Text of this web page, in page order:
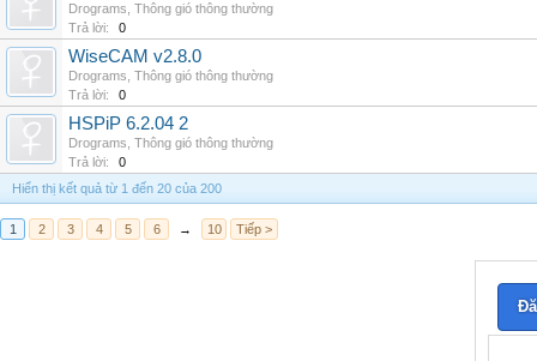
Drograms Thông gió thông thường
Trả lời:
0
WiseCAM v2.8.0
Drograms Thông gió thông thường
Trả lời:
0
HSPiP 6.2.04 2
Drograms Thông gió thông thường
Trả lời:
0
Hiển thị kết quả từ 1 đến 20 của 200
1 2 3 4 5 6 → 10 Tiếp >